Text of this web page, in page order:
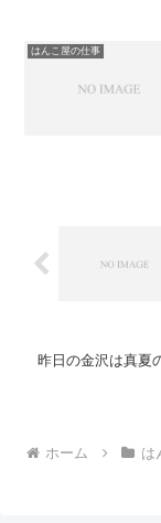
はんこ屋の仕事
昨日の金沢は真夏
ホーム は